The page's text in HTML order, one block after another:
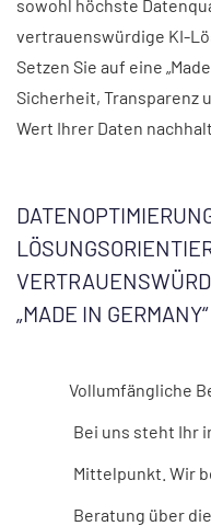
sowohl höchste
vertrauenswürdige KI-
Setzen Sie auf eine
Sicherheit, Transparenz
Wert Ihrer Daten
„MADE IN GERMANY“
Vollumfängliche
Bei uns steht Ihr
Mittelpunkt. Wir
Beratung über